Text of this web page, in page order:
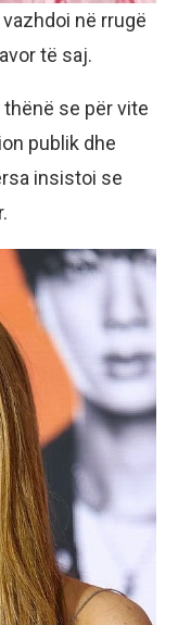
në rrugë
të saj.
thënë se për vite
publik dhe
insistoi se